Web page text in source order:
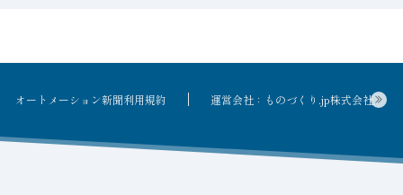
オートメーション新聞利用規約 運営会社：ものづくり.jp株式会社